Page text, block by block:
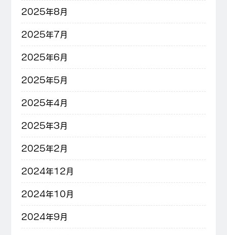
2025年8月
2025年7月
2025年6月
2025年5月
2025年4月
2025年3月
2025年2月
2024年12月
2024年10月
2024年9月